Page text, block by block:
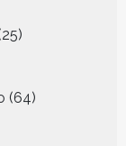
25
producten
64
producten